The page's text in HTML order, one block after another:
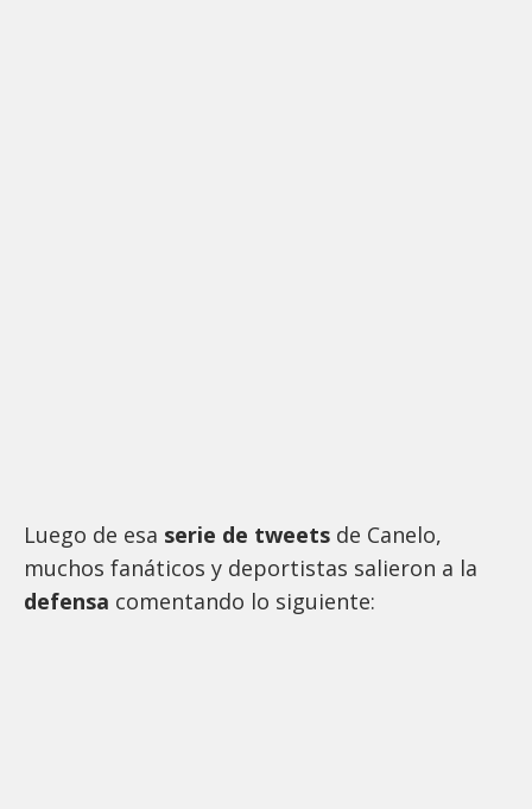
Luego de esa serie de tweets de Canelo,
muchos fanáticos y deportistas salieron a la
defensa comentando lo siguiente: